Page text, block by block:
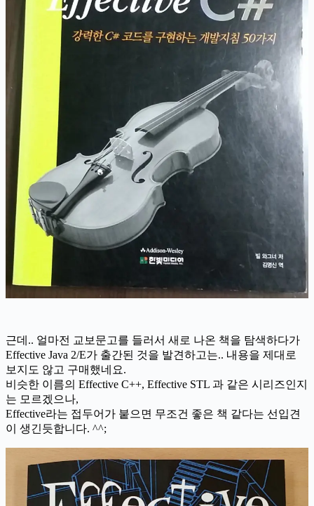
근데.. 얼마전 교보문고를 들러서 새로 나온 책을 탐색하다가
Effective Java 2/E가 출간된 것을 발견하고는.. 내용을 제대로
보지도 않고 구매했네요.
비슷한 이름의 Effective C++, Effective STL 과 같은 시리즈인지
는 모르겠으나,
Effective라는 접두어가 붙으면 무조건 좋은 책 같다는 선입견
이 생긴듯합니다. ^^;